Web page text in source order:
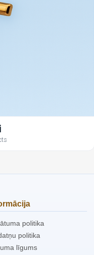
politika
politika
līgums